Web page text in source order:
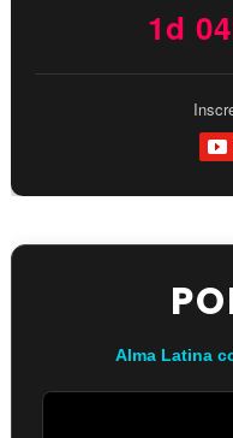
1d
Alma Latina